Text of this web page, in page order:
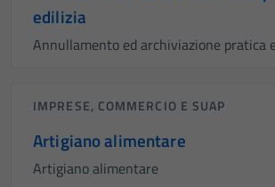
edilizia
Annullamento ed archiviazione pratica
IMPRESE, COMMERCIO E SUAP
Artigiano alimentare
Artigiano alimentare